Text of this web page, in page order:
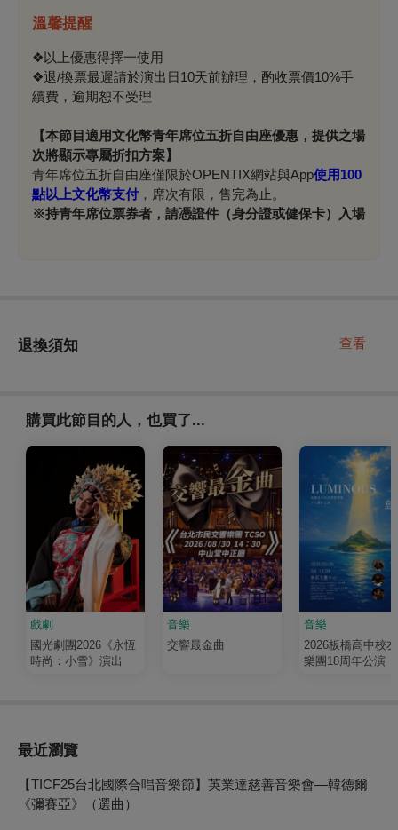
溫馨提醒
❖以上優惠得擇一使用
❖退/換票最遲請於演出日10天前辦理，酌收票價10%手
續費，逾期恕不受理
【本節目適用文化幣青年席位五折自由座優惠，提供之場
次將顯示專屬折扣方案】
青年席位五折自由座僅限於OPENTIX網站與App使用100
點以上文化幣支付 ，席次有限，售完為止。
※持青年席位票券者，請憑證件（身分證或健保卡）入場
退換須知 查看
購買此節目的人，也買了...
戲劇
國光劇團2026《永恆
時尚：小雪》演出
音樂
交響最金曲
音樂
2026板橋高中校
樂團18周年公演
最近瀏覽
【TICF25台北國際合唱音樂節】英業達慈善音樂會—韓德爾
《彌賽亞》（選曲）